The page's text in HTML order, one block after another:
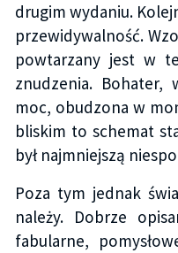
drugim wydaniu.
przewidywalność.
powtarzany jest w
znudzenia.
moc, obudzona w
bliskim to schemat
był najmniejszą
Poza tym jednak
należy. Dobrze
fabularne,